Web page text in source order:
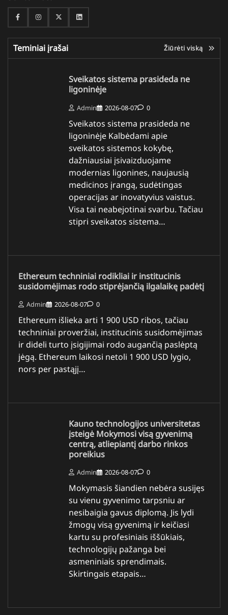
FacebookInstagramTwitterLinkedin
Teminiai įrašai Žiūrėti viską
Sveikatos sistema prasideda ne
ligoninėje
Admin 2026-08-07 0
Sveikatos sistema prasideda ne
ligoninėje Kalbėdami apie
sveikatos sistemos kokybę,
dažniausiai įsivaizduojame
modernias ligonines, naujausią
medicinos įrangą, sudėtingas
operacijas ar inovatyvius vaistus.
Visa tai neabejotinai svarbu. Tačiau
stipri sveikatos sistema…
Ethereum techniniai rodikliai ir institucinis
susidomėjimas rodo stiprėjančią ilgalaikę padėtį
Admin 2026-08-07 0
Ethereum išlieka arti 1 900 USD ribos, tačiau
techniniai proveržiai, institucinis susidomėjimas
ir dideli turto įsigijimai rodo augančią paslėptą
jėgą. Ethereum laikosi netoli 1 900 USD lygio,
nors per pastąjį…
Kauno technologijos universitetas
įsteigė Mokymosi visą gyvenimą
centrą, atliepiantį darbo rinkos
poreikius
Admin 2026-08-07 0
Mokymasis šiandien nebėra susijęs
su vienu gyvenimo tarpsniu ar
nesibaigia gavus diplomą. Jis lydi
žmogų visą gyvenimą ir keičiasi
kartu su profesiniais iššūkiais,
technologijų pažanga bei
asmeniniais sprendimais.
Skirtingais etapais…